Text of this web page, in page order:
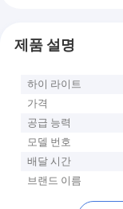
제품 설명
하이 라이트
가격
공급 능력
모델 번호
배달 시간
브랜드 이름